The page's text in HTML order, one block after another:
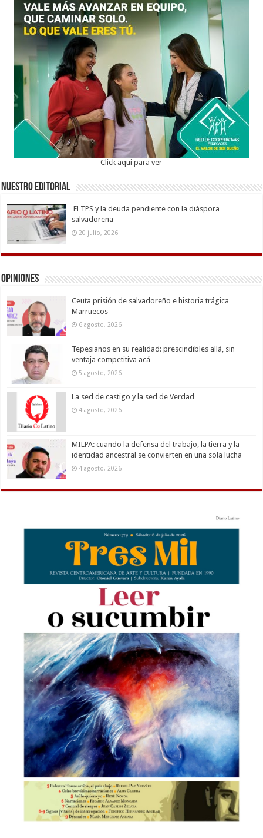
Click aqui para ver
Nuestro Editorial
El TPS y la deuda pendiente con la diáspora
salvadoreña
20 julio, 2026
Opiniones
Ceuta prisión de salvadoreño e historia trágica
Marruecos
6 agosto, 2026
Tepesianos en su realidad: prescindibles allá, sin
ventaja competitiva acá
5 agosto, 2026
La sed de castigo y la sed de Verdad
4 agosto, 2026
MILPA: cuando la defensa del trabajo, la tierra y la
identidad ancestral se convierten en una sola lucha
4 agosto, 2026